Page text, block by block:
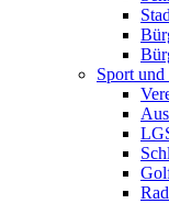
Sport